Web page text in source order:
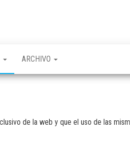
ARCHIVO
de la web y que el uso de las